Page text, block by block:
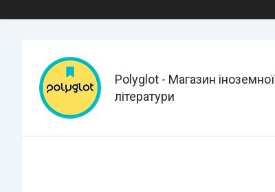
Polyglot - Магазин іноземної
літератури